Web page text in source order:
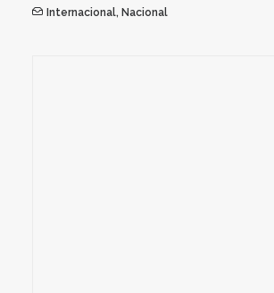
Internacional, Nacional